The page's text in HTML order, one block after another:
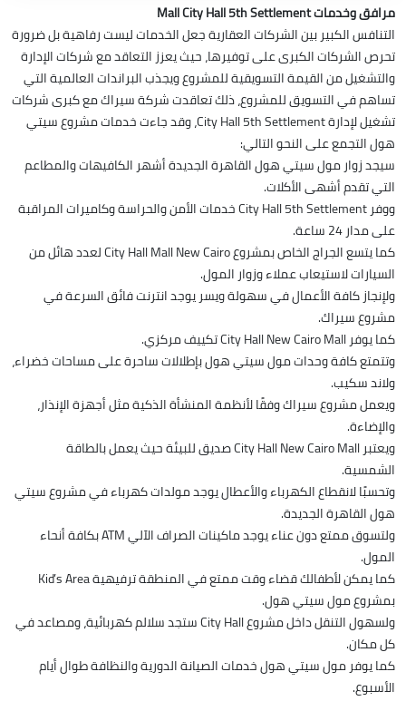
مرافق وخدمات Mall City Hall 5th Settlement
التنافس الكبير بين الشركات العقارية جعل الخدمات ليست رفاهية بل ضرورة
تحرص الشركات الكبرى على توفيرها، حيث يعزز التعاقد مع شركات الإدارة
والتشغيل من القيمة التسويقية للمشروع ويجذب البراندات العالمية التي
تساهم في التسويق للمشروع، ذلك تعاقدت شركة سيراك مع كبرى شركات
تشغيل لإدارة City Hall 5th Settlement، وقد جاءت خدمات مشروع سيتي
هول التجمع على النحو التالي:
سيجد زوار مول سيتي هول القاهرة الجديدة أشهر الكافيهات والمطاعم
التي تقدم أشهى الأكلات.
ووفر City Hall 5th Settlement خدمات الأمن والحراسة وكاميرات المراقبة
على مدار 24 ساعة.
كما يتسع الجراج الخاص بمشروع City Hall Mall New Cairo لعدد هائل من
السيارات لاستيعاب عملاء وزوار المول.
ولإنجاز كافة الأعمال في سهولة ويسر يوجد انترنت فائق السرعة في
مشروع سيراك.
كما يوفر City Hall New Cairo Mall تكييف مركزي.
وتتمتع كافة وحدات مول سيتي هول بإطلالات ساحرة على مساحات خضراء،
ولاند سكيب.
ويعمل مشروع سيراك وفقًا لأنظمة المنشأة الذكية مثل أجهزة الإنذار،
والإضاءة.
ويعتبر City Hall New Cairo Mall صديق للبيئة حيث يعمل بالطاقة
الشمسية.
وتحسبًا لانقطاع الكهرباء والأعطال يوجد مولدات كهرباء في مشروع سيتي
هول القاهرة الجديدة.
ولتسوق ممتع دون عناء يوجد ماكينات الصراف الآلي ATM بكافة أنحاء
المول.
كما يمكن لأطفالك قضاء وقت ممتع في المنطقة ترفيهية Kid’s Area
بمشروع مول سيتي هول.
ولسهول التنقل داخل مشروع City Hall ستجد سلالم كهربائية، ومصاعد في
كل مكان.
كما يوفر مول سيتي هول خدمات الصيانة الدورية والنظافة طوال أيام
الأسبوع.